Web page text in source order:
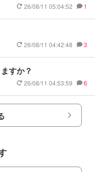
26/08/11 05:04:52 1
26/08/11 04:42:48 3
すか？
26/08/11 04:53:59 6